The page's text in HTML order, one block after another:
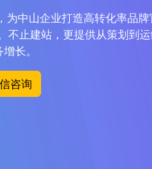
中山企业打造高转化率品
止建站，更提供从策划到
长。
咨询